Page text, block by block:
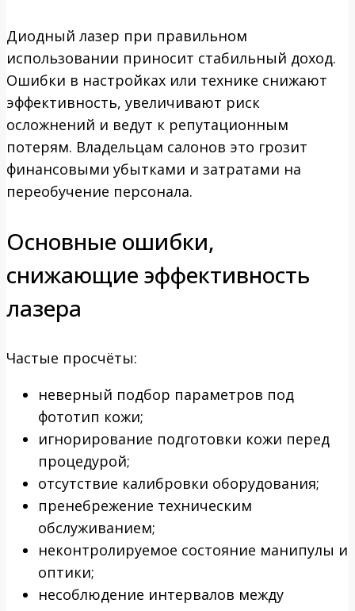
Диодный лазер при правильном
использовании приносит стабильный доход.
Ошибки в настройках или технике снижают
эффективность, увеличивают риск
осложнений и ведут к репутационным
потерям. Владельцам салонов это грозит
финансовыми убытками и затратами на
переобучение персонала.
Основные ошибки,
снижающие эффективность
лазера
Частые просчёты:
неверный подбор параметров под
фототип кожи;
игнорирование подготовки кожи перед
процедурой;
отсутствие калибровки оборудования;
пренебрежение техническим
обслуживанием;
неконтролируемое состояние манипулы и
оптики;
несоблюдение интервалов между